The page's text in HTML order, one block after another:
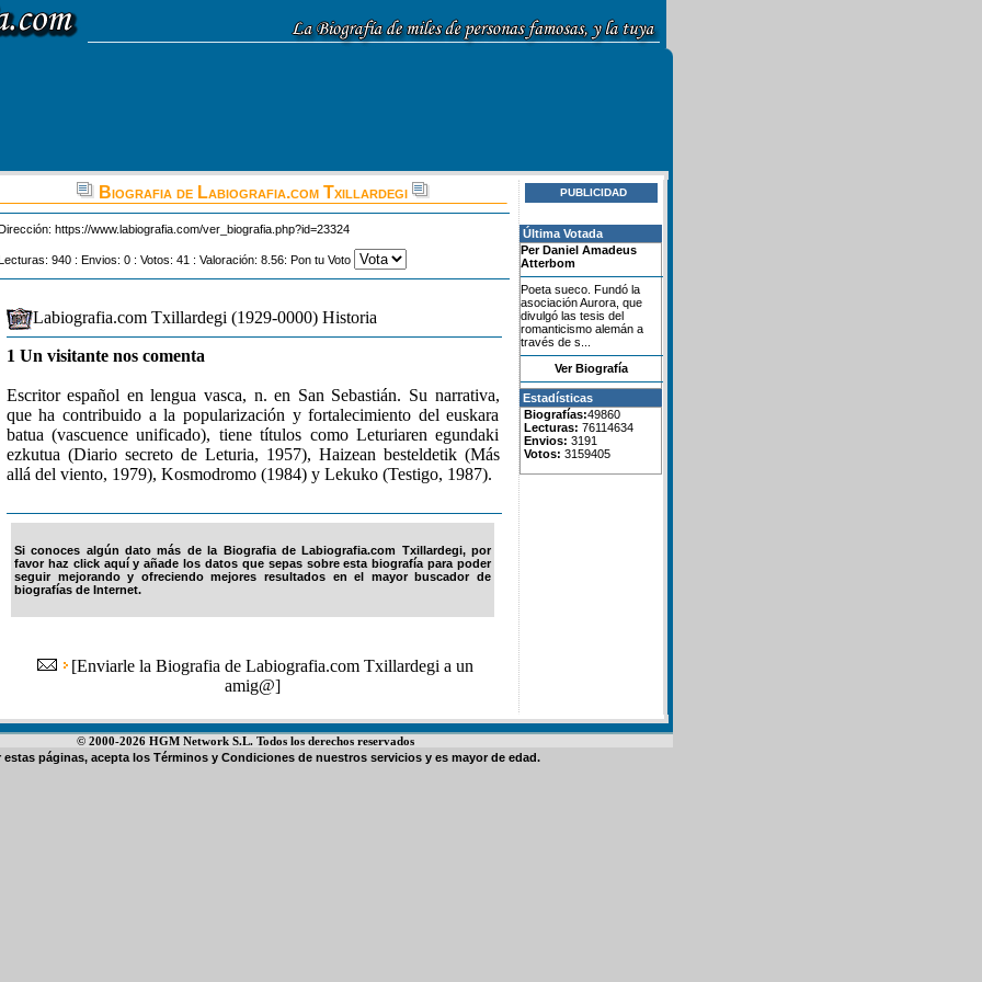
Biografia de Labiografia.com Txillardegi
https://www.labiografia.com/ver_biografia.php?id=23324
940 : Envios: 0 : Votos: 41 : Valoración: 8.56: Pon tu Voto
Labiografia.com Txillardegi (1929-0000) Historia
1 Un visitante nos comenta
Escritor español en lengua vasca, n. en San Sebastián. Su narrativa,
que ha contribuido a la popularización y fortalecimiento del euskara
batua (vascuence unificado), tiene títulos como Leturiaren egundaki
ezkutua (Diario secreto de Leturia, 1957), Haizean besteldetik (Más
allá del viento, 1979), Kosmodromo (1984) y Lekuko (Testigo, 1987).
Si conoces algún dato más de la Biografia de Labiografia.com Txillardegi, por
favor haz click aquí y añade los datos que sepas sobre esta biografía para poder
seguir mejorando y ofreciendo mejores resultados en el mayor buscador de
biografías de Internet.
[Enviarle la Biografia de Labiografia.com Txillardegi a un
amig@]
PUBLICIDAD
Última Votada
Per Daniel Amadeus
Atterbom
Poeta sueco. Fundó la
asociación Aurora, que
divulgó las tesis del
romanticismo alemán a
través de s...
Ver Biografía
Estadísticas
Biografías:49860
Lecturas: 76114634
Envios: 3191
Votos: 3159405
© 2000-2026 HGM Network S.L. Todos los derechos reservados
estas páginas, acepta los Términos y Condiciones de nuestros servicios y es mayor de edad.